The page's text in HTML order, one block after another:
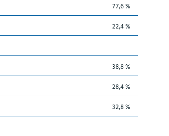
77,6 %
22,4 %
38,8 %
28,4 %
32,8 %